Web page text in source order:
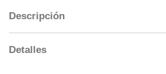
Descripción
Detalles